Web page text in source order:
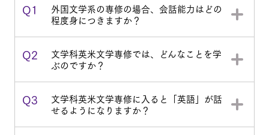
Q1 外国文学系の専修の場合、会話能力はどの
程度身につきますか？
Q2 文学科英米文学専修では、どんなことを学
ぶのですか？
Q3 文学科英米文学専修に入ると「英語」が話
せるようになりますか？